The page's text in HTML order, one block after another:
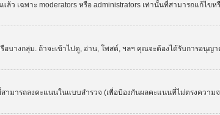
ว เฉพาะ moderators หรือ administrators เท่านั้นที่สามารถแก้ไข
บางกลุ่ม. ถ้าจะเข้าไปดู, อ่าน, โพสต์, ฯลฯ คุณจะต้องได้รับการอนุ
ามารถลงคะแนนในแบบสำรวจ (เพื่อป้องกันผลคะแนนที่ไม่ตรงคว